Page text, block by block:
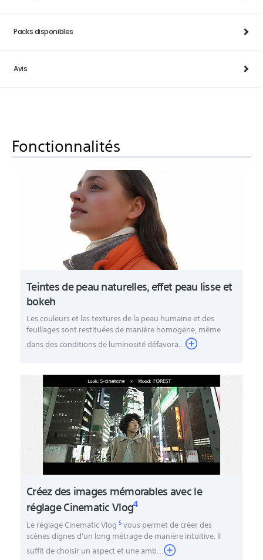
Packs disponibles
Avis
Fonctionnalités
Teintes de peau naturelles, effet peau lisse et
bokeh
Les couleurs et les textures de la peau humaine et des
feuillages sont restituées de manière homogène, même
dans des conditions de luminosité défavora...
Créez des images mémorables avec le
réglage Cinematic Vlog4
Le réglage Cinematic Vlog5vous permet de créer des
scènes dignes d'un long métrage de manière intuitive. Il
suffit de choisir un aspect et une amb...